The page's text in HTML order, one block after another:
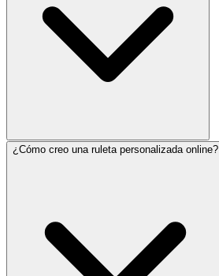
¿Cómo creo una ruleta personalizada online?